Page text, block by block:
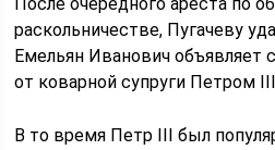
раскольничестве, Пугачеву
Емельян Иванович объявляет
от коварной супруги Петром
В то время Петр III был